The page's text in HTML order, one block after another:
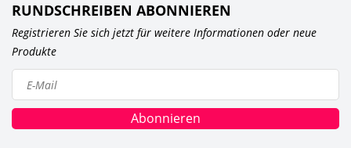
RUNDSCHREIBEN ABONNIEREN
Registrieren Sie sich jetzt für weitere Informationen oder neue
Produkte
Abonnieren